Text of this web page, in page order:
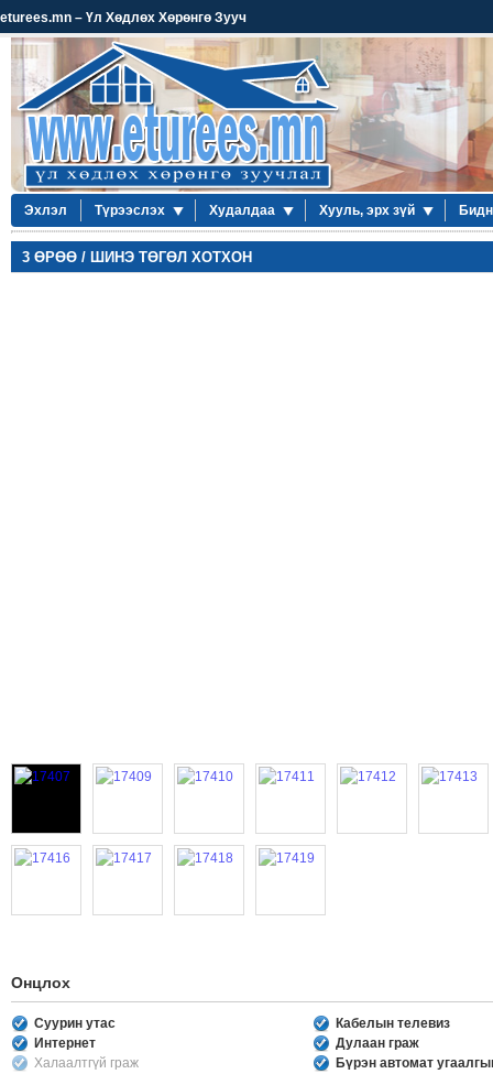
eturees.mn – Үл Хөдлөх Хөрөнгө Зууч
Эхлэл Түрээслэх Худалдаа Хууль, эрх зүй
3 ӨРӨӨ / ШИНЭ ТӨГӨЛ ХОТХОН
Онцлох
Суурин утас
Кабелын телевиз
Интернет
Дулаан граж
Халаалтгүй граж
Бүрэн автомат